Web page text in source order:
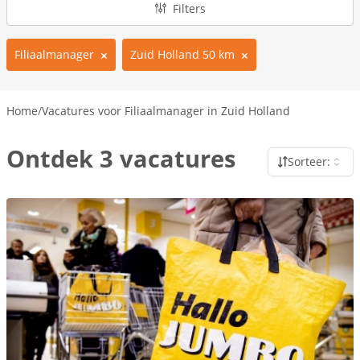
Filters
Filiaalmanager Zuid Holland 50 km
Home/Vacatures voor Filiaalmanager in Zuid Holland
Ontdek 3 vacatures Sorteer: